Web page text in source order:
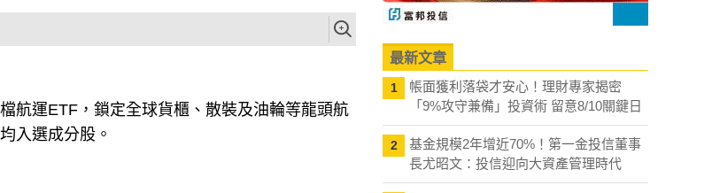
航運ETF，鎖定全球貨櫃、散裝及油輪等龍頭航
入選成分股。
最新文章
1
帳面獲利落袋才安心！理財專家揭密
「9%攻守兼備」投資術 留意8/10關鍵日
2
基金規模2年增近70%！第一金投信董事
長尤昭文：投信迎向大資產管理時代